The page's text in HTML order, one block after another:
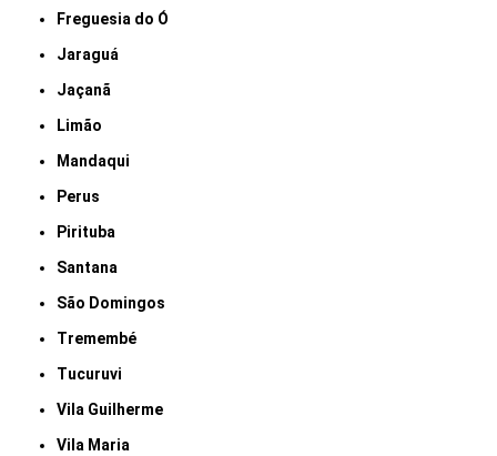
Freguesia do Ó
Jaraguá
Jaçanã
Limão
Mandaqui
Perus
Pirituba
Santana
São Domingos
Tremembé
Tucuruvi
Vila Guilherme
Vila Maria